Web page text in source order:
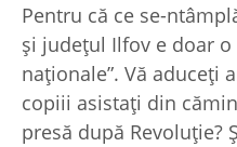
Pentru că ce se-
şi judeţul Ilfov e doar o
naţionale”. Vă aduceţi
copiii asistaţi din
presă după Revoluţie?